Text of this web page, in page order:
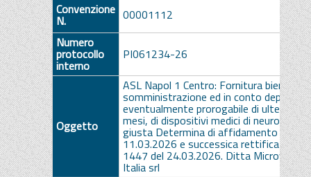
Convenzione
N.
00001112
Numero
protocollo
interno
PI061234-26
Oggetto
ASL Napol 1 Centro: Fornitura biennale,
somministrazione ed in conto deposito,
eventualmente prorogabile di ulteriori
mesi, di dispositivi medici di
giusta Determina di affidamento n.
11.03.2026 e successica rettifica Det.
1447 del 24.03.2026. Ditta
Italia srl